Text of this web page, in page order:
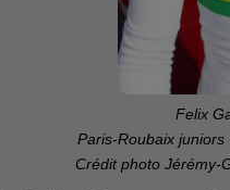
Felix
Paris-Roubaix
Crédit photo Jérémy-